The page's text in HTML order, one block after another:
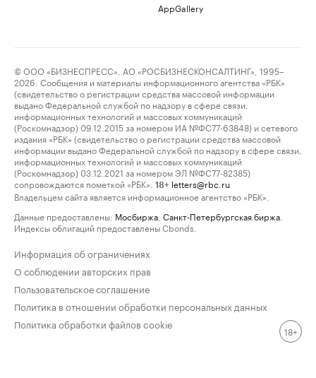
AppGallery
© ООО «БИЗНЕСПРЕСС», АО «РОСБИЗНЕСКОНСАЛТИНГ», 1995–
2026. Сообщения и материалы информационного агентства «РБК»
(свидетельство о регистрации средства массовой информации
выдано Федеральной службой по надзору в сфере связи,
информационных технологий и массовых коммуникаций
(Роскомнадзор) 09.12.2015 за номером ИА №ФС77-63848) и сетевого
издания «РБК» (свидетельство о регистрации средства массовой
информации выдано Федеральной службой по надзору в сфере связи,
информационных технологий и массовых коммуникаций
(Роскомнадзор) 03.12.2021 за номером ЭЛ №ФС77-82385)
сопровождаются пометкой «РБК».
18+ letters@rbc.ru
Владельцем сайта является информационное агентство «РБК».
Данные предоставлены: Мосбиржа Санкт-Петербургская биржа
Индексы облигаций предоставлены Cbonds.
Информация об ограничениях
О соблюдении авторских прав
Пользовательское соглашение
Политика в отношении обработки персональных данных
Политика обработки файлов cookie
18+